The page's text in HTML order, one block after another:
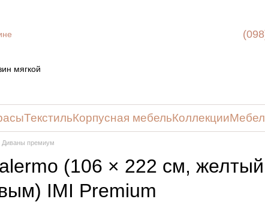
ТекстильКорпусная мебельКоллекции
Диваны премиум
(106 × 222 см,
IMI Premium